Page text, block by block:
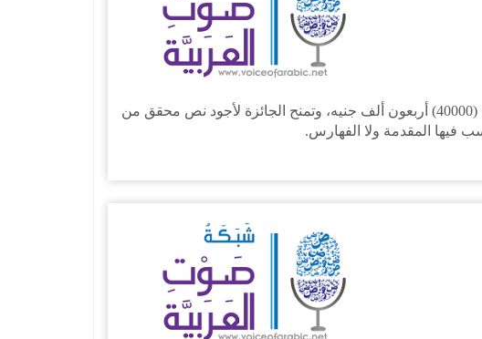
يعلن مجمع اللغة العربية عن جائزته في إحياء التراث للدورة المجمعية الثانية والثمانين 2015- 2016م، وقدرها (40000) أربعون ألف جنيه، وتمنح الجائزة لأجود نص محقق من